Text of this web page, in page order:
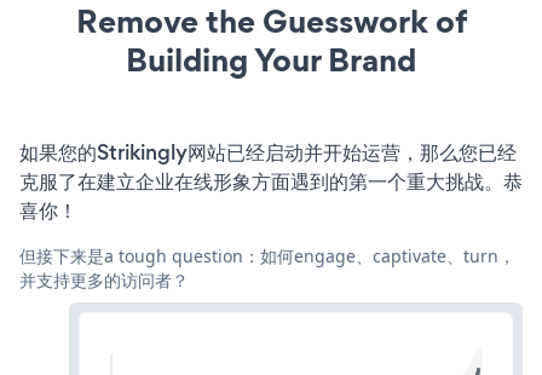
Remove the Guesswork of
Building Your Brand
如果您的Strikingly网站已经启动并开始运营，那么您已经
克服了在建立企业在线形象方面遇到的第一个重大挑战。恭
喜你！
但接下来是a tough question：如何engage、captivate、turn，
并支持更多的访问者？